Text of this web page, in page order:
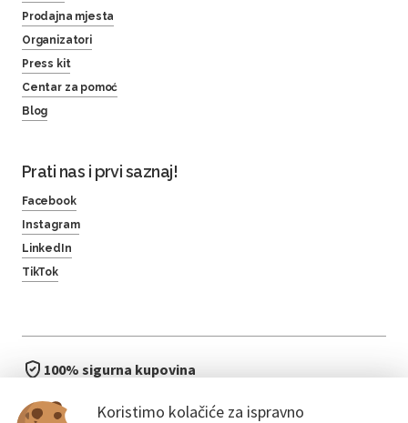
Koristimo kolačiće za ispravno
Prodajna mjesta
Organizatori
Press kit
Centar za pomoć
Blog
Prati nas i prvi saznaj!
Facebook
Instagram
LinkedIn
TikTok
100% sigurna kupovina
bez čekanja u redu